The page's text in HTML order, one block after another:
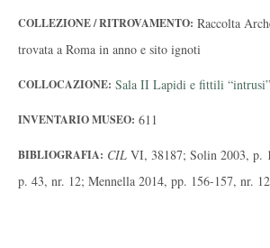
COLLEZIONE / RITROVAMENTO: Raccolta
trovata a Roma in anno e sito ignoti
COLLOCAZIONE: Sala II Lapidi e fittili “intrusi”
INVENTARIO MUSEO: 611
BIBLIOGRAFIA: CIL VI, 38187; Solin 2003, p.
p. 43, nr. 12; Mennella 2014, pp. 156-157, nr.